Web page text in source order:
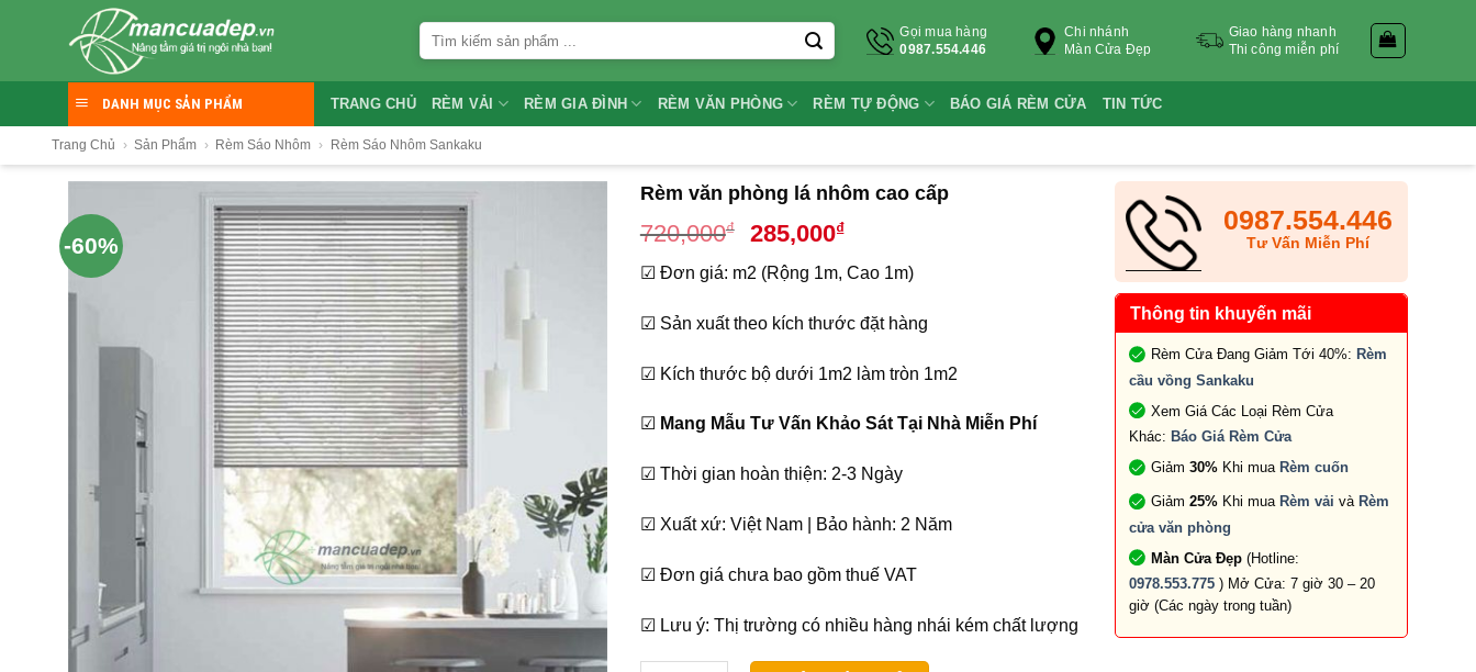
Tìm
kiếm:
Gọi mua hàng
0987.554.446
Chi nhánh
Màn Cửa Đẹp
Giao hàng nhanh
Thi công miễn phí
DANH MỤC SẢN PHẨM TRANG CHỦ RÈM VẢI RÈM GIA ĐÌNH RÈM VĂN PHÒNG RÈM TỰ ĐỘNG BÁO GIÁ RÈM CỬA TIN TỨC
Trang Chủ › Sản Phẩm › Rèm Sáo Nhôm › Rèm Sáo Nhôm Sankaku
-60%
Rèm văn phòng lá nhôm cao cấp
720,000₫
Giá
gốc
là:
720,000₫.
285,000₫Giá
tại
là:
285,000₫.
☑ Đơn giá: m2 (Rộng 1m, Cao 1m)
☑ Sản xuất theo kích thước đặt hàng
☑ Kích thước bộ dưới 1m2 làm tròn 1m2
☑ Mang Mẫu Tư Vấn Khảo Sát Tại Nhà Miễn Phí
☑ Thời gian hoàn thiện: 2-3 Ngày
☑ Xuất xứ: Việt Nam | Bảo hành: 2 Năm
☑ Đơn giá chưa bao gồm thuế VAT
☑ Lưu ý: Thị trường có nhiều hàng nhái kém chất lượng
0987.554.446
Tư Vấn Miễn Phí
Thông tin khuyến mãi
Rèm Cửa Đang Giảm Tới 40%: Rèm
cầu vồng Sankaku
Xem Giá Các Loại Rèm Cửa
Khác: Báo Giá Rèm Cửa
Giảm 30%Khi mua Rèm cuốn
Giảm 25%Khi mua Rèm vải và Rèm
cửa văn phòng
Màn Cửa Đẹp (Hotline:
0978.553.775 ) Mở Cửa: 7 giờ 30 – 20
giờ (Các ngày trong tuần)